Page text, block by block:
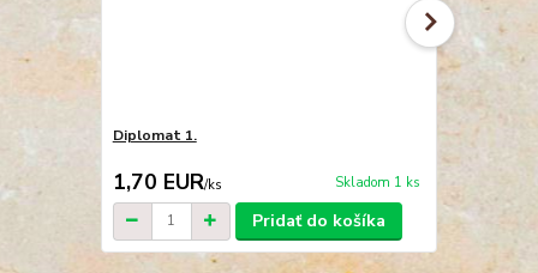
Diplomat 1.
1,70 EUR/ks Skladom 1 ks
Pridať do košíka
Fraška se